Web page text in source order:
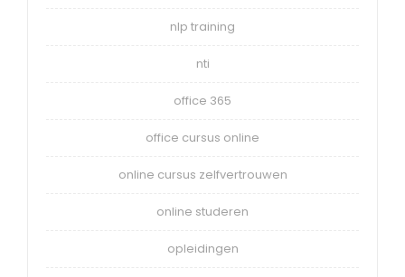
nlp training
nti
office 365
office cursus online
online cursus zelfvertrouwen
online studeren
opleidingen